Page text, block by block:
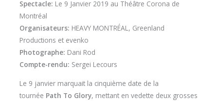
Spectacle: Le 9 Janvier 2019 au Théâtre Corona de
Montréal
Organisateurs: HEAVY MONTRÉAL, Greenland
Productions et evenko
Photographe: Dani Rod
Compte-rendu: Sergei Lecours
Le 9 janvier marquait la cinquième date de la
tournée Path To Glory, mettant en vedette deux grosses